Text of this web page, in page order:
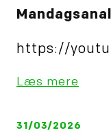
https://
Læs mere
31/03/2026